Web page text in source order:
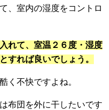
、室内の湿度をコントロ
れて、室温２６度・湿度
すれば良いでしょう。
く不快ですよね。
布団を外に干したいです